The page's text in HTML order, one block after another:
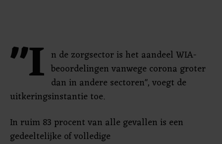
"I n de zorgsector is het aandeel WIA-
beoordelingen vanwege corona groter
dan in andere sectoren", voegt de
uitkeringsinstantie toe.
In ruim 83 procent van alle gevallen is een
gedeeltelijke of volledige